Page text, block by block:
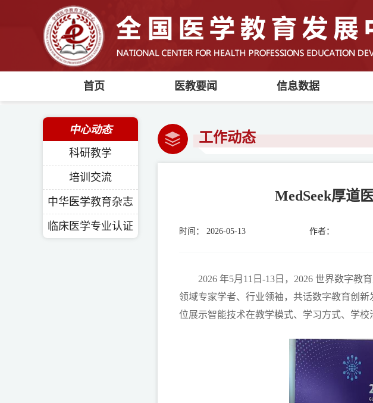
首页 医教要闻 信息数据
中心动态
科研教学
培训交流
中华医学教育杂志
临床医学专业认证
工作动态
MedSeek厚道
时间： 2026-05-13 作者：
2026 年5月11日-13日，2026 世界数字
领域专家学者、行业领袖，共话数字教育创
位展示智能技术在教学模式、学习方式、学校